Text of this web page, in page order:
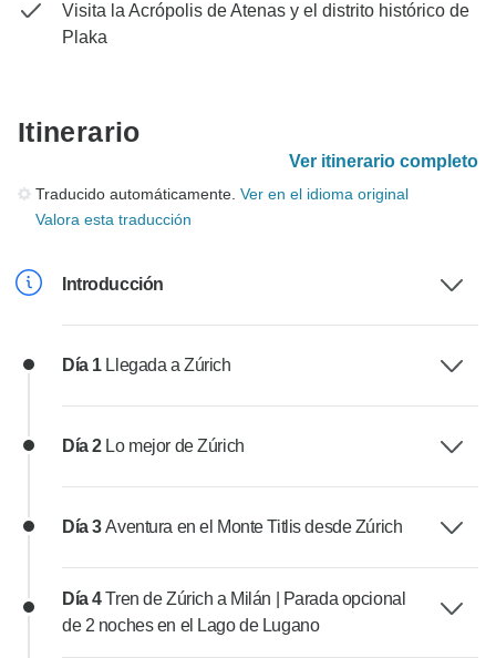
Visita la Acrópolis de Atenas y el distrito histórico de
Plaka
Itinerario
Ver itinerario completo
Traducido automáticamente. Ver en el idioma original
Valora esta traducción
Introducción
Día 1 Llegada a Zúrich
Día 2 Lo mejor de Zúrich
Día 3Aventura en el Monte Titlis desde Zúrich
Día 4Tren de Zúrich a Milán | Parada opcional
de 2 noches en el Lago de Lugano